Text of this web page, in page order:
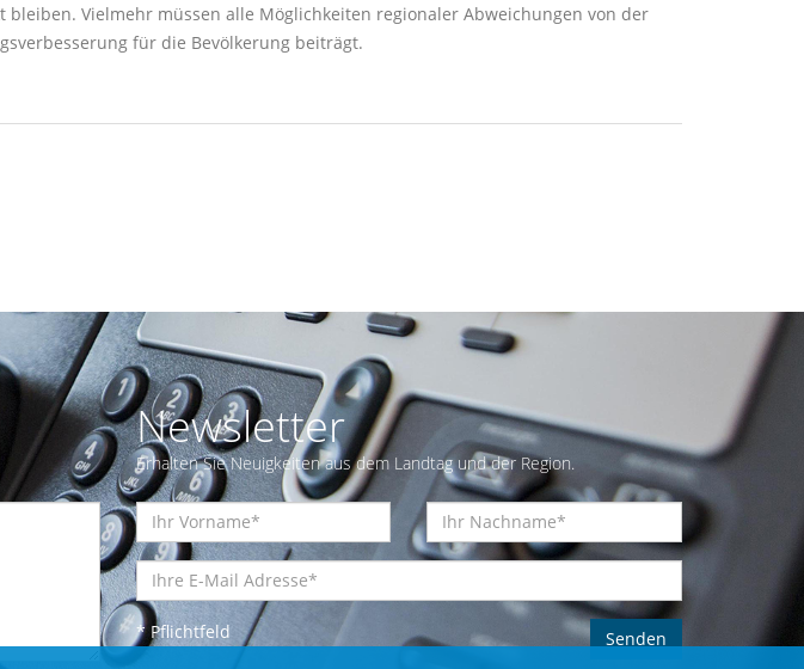
Vielmehr müssen alle Möglichkeiten regionaler Abweichungen von der
für die Bevölkerung beiträgt.
Newsletter
Erhalten Sie Neuigkeiten aus dem Landtag und der Region.
* Pflichtfeld